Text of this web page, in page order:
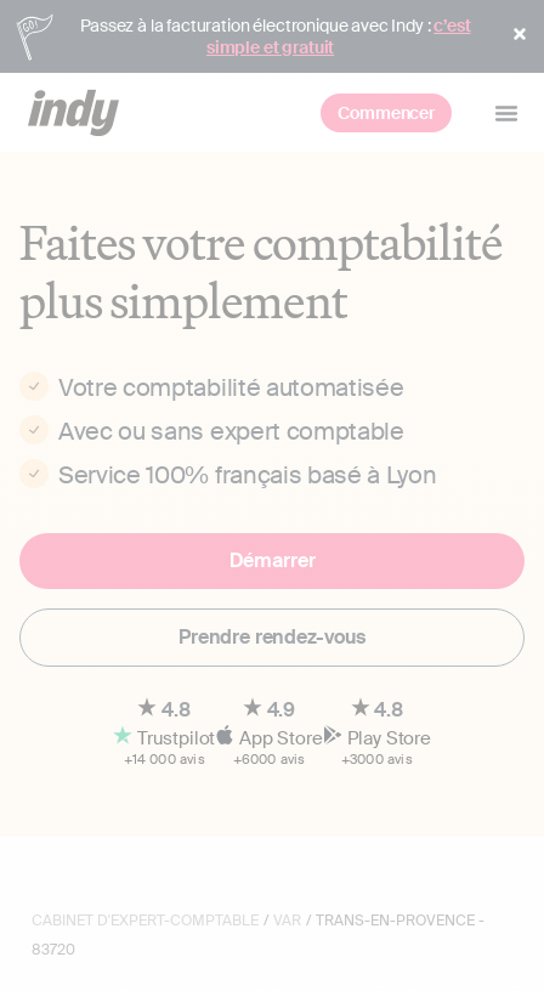
Passez à la facturation électronique avec Indy :c’est
simple et gratuit
Commencer
Faites votre comptabilité
plus simplement
Votre comptabilité automatisée
Avec ou sans expert comptable
Service 100% français basé à Lyon
Démarrer
Prendre rendez-vous
4.8
Trustpilot
+14 000 avis
4.9
App Store
+6000 avis
4.8
Play Store
+3000 avis
CABINET D'EXPERT-COMPTABLE / VAR / TRANS-EN-PROVENCE -
83720